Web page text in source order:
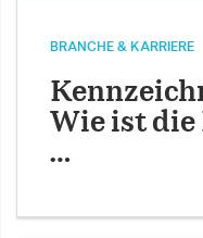
BRANCHE & KARRIERE
Wie ist
…